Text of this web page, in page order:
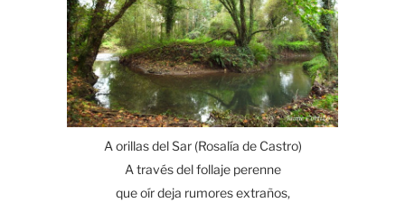
A orillas del Sar (Rosalía de Castro)
A través del follaje perenne
que oír deja rumores extraños,